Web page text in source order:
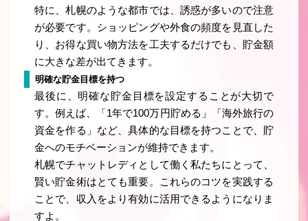
特に、札幌のような都市では、誘惑が多いので注意
が必要です。ショッピングや外食の頻度を見直した
り、お得な買い物方法を工夫するだけでも、貯金額
に大きな差が出てきます。
明確な貯金目標を持つ
最後に、明確な貯金目標を設定することが大切で
す。例えば、「1年で100万円貯める」「海外旅行の
資金を作る」など、具体的な目標を持つことで、貯
金へのモチベーションが維持できます。
札幌でチャットレディとして働く私たちにとって、
賢い貯金術はとても重要。これらのコツを実践する
ことで、収入をより有効に活用できるようになりま
すよ。